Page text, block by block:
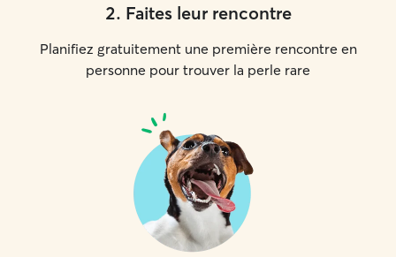
2. Faites leur rencontre
Planifiez gratuitement une première rencontre en
personne pour trouver la perle rare